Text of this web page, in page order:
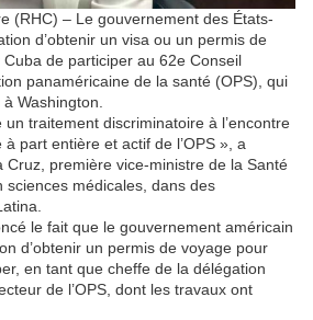
(RHC) – Le gouvernement des États-
d’obtenir un visa ou un permis de
de participer au 62e Conseil
panaméricaine de la santé (OPS), qui
Washington.
traitement discriminatoire à l’encontre
part entière et actif de l’OPS », a
Cruz, première vice-ministre de la Santé
sciences médicales, dans des
le fait que le gouvernement américain
d’obtenir un permis de voyage pour
en tant que cheffe de la délégation
de l’OPS, dont les travaux ont